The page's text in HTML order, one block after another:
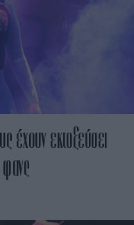
έχουν εκτοξεύσει
φανς